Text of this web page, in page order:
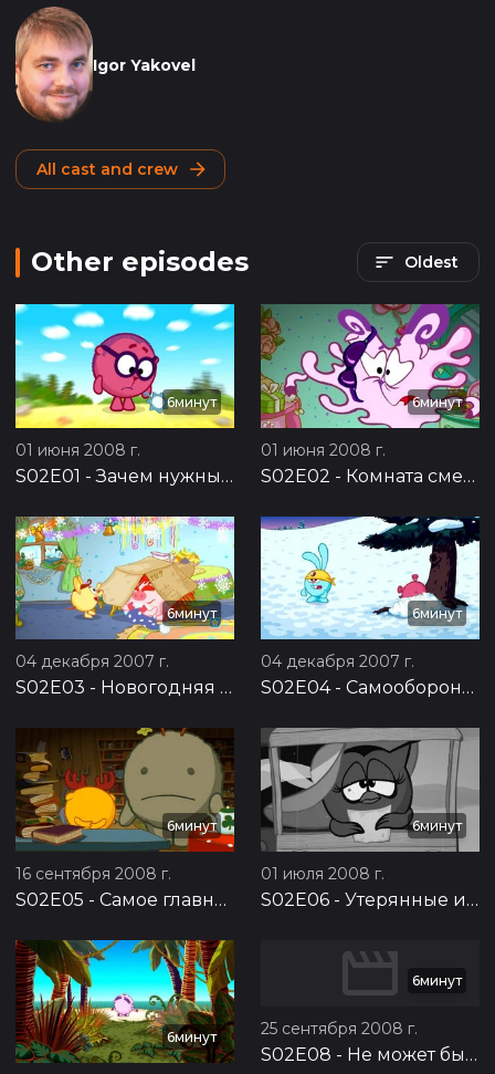
Igor Yakovel
All cast and crew
Other episodes Oldest
6минут
01 июня 2008 г.
S02E01 - Зачем нужны друзья?
6минут
01 июня 2008 г.
S02E02 - Комната смеха
6минут
04 декабря 2007 г.
S02E03 - Новогодняя почта
6минут
04 декабря 2007 г.
S02E04- Самооборона без противника
6минут
16 сентября 2008 г.
S02E05 - Самое главное
6минут
01 июля 2008 г.
S02E06 - Утерянные извинения
6минут
6минут
25 сентября 2008 г.
S02E08 - Не может быть